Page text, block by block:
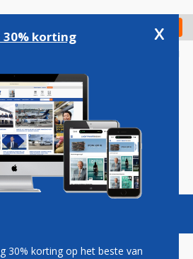
Check in
Podcasts Vacatures
30% korting x
30% korting op het beste van